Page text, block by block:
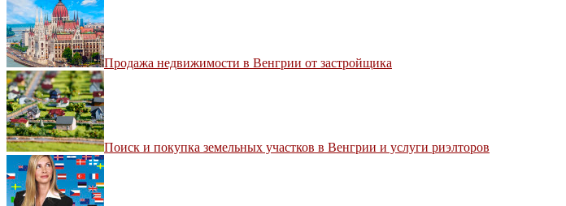
Продажа недвижимости в Венгрии от застройщика
Поиск и покупка земельных участков в Венгрии и услуги риэлторов